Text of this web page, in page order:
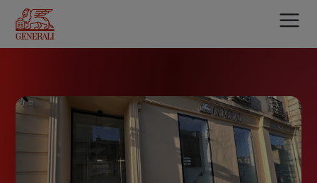
contenu
principal